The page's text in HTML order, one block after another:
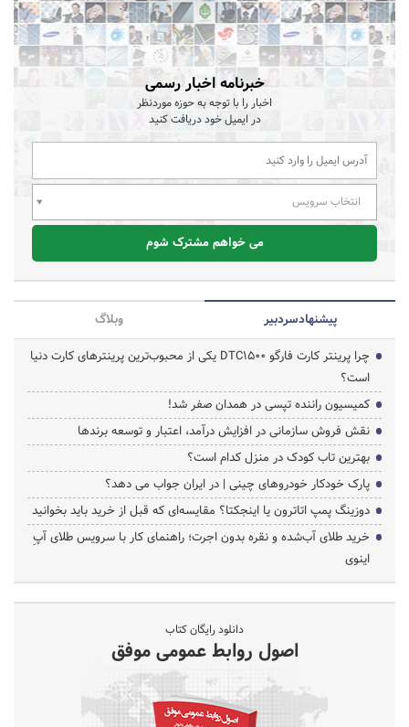
خبرنامه اخبار رسمی
اخبار را با توجه به حوزه موردنظر
در ایمیل خود دریافت کنید
انتخاب سرویس
می خواهم مشترک شوم
پیشنهاد‌سردبیر
وبلاگ
چرا پرینتر کارت فارگو DTC1500 یکی از محبوب‌ترین پرینترهای کارت دنیا
است؟
کمیسیون راننده تپسی در همدان صفر شد!
نقش فروش سازمانی در افزایش درآمد، اعتبار و توسعه برندها
بهترین تاب کودک در منزل کدام است؟
پارک خودکار خودروهای چینی | در ایران جواب می دهد؟
دوزینگ پمپ اتاترون یا اینجکتا؟ مقایسه‌ای که قبل از خرید باید بخوانید
خرید طلای آب‌شده و نقره بدون اجرت؛ راهنمای کار با سرویس طلای آپِ
اینوی
دانلود رایگان کتاب
اصول روابط عمومی موفق